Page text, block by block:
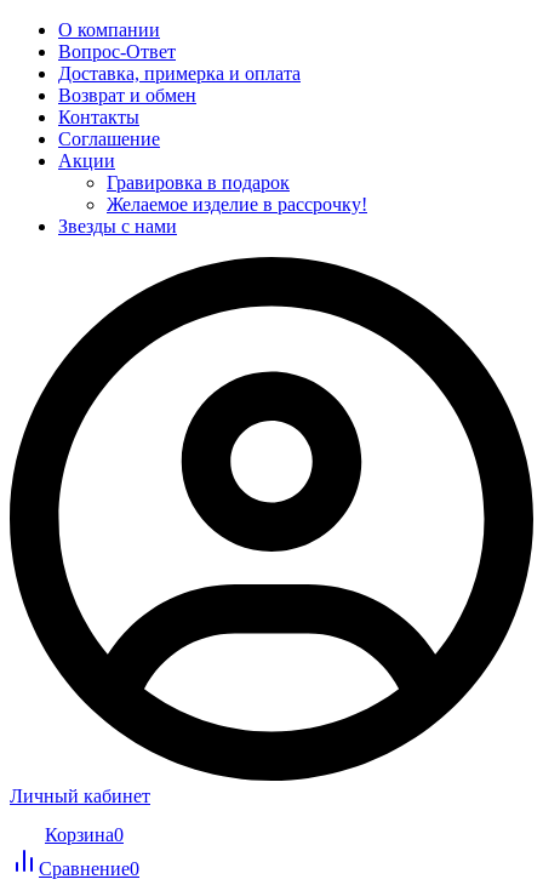
О компании
Вопрос-Ответ
Доставка, примерка и оплата
Возврат и обмен
Контакты
Соглашение
Акции
Гравировка в подарок
Желаемое изделие в рассрочку!
Звезды с нами
Личный кабинет
Корзина0
Сравнение0